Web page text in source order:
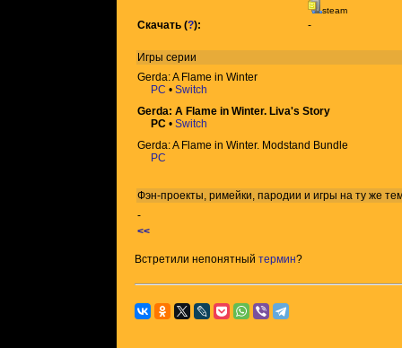
steam
Скачать (?): -
Игры серии
Gerda: A Flame in Winter
PC • Switch
Gerda: A Flame in Winter. Liva's Story
PC • Switch
Gerda: A Flame in Winter. Modstand Bundle
PC
Фэн-проекты, римейки, пародии и игры на ту же
-
<<
Встретили непонятный термин?